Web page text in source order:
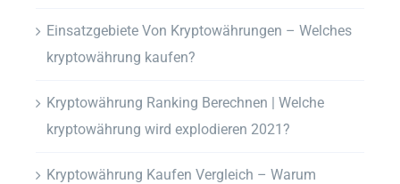
Einsatzgebiete Von Kryptowährungen – Welches
kryptowährung kaufen?
Kryptowährung Ranking Berechnen | Welche
kryptowährung wird explodieren 2021?
Kryptowährung Kaufen Vergleich – Warum